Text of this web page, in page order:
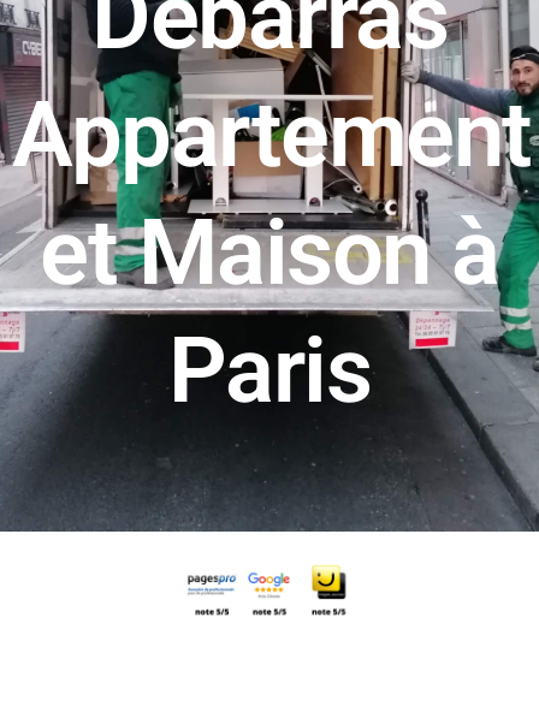
Appartement
et Maison à
Paris